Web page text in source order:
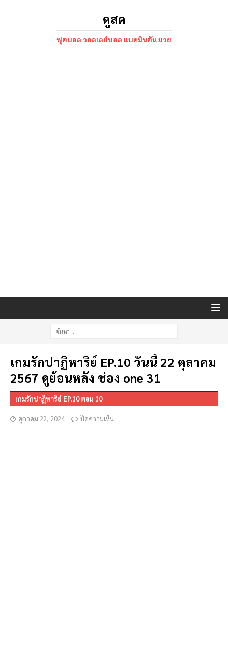
ดูสด
ฟุตบอล วอลเลย์บอล แบดมินตัน มวย
เกมรักปาฏิหาริย์ EP.10 วันนี้ 22 ตุลาคม
2567 ดูย้อนหลัง ช่อง one 31
เกมรักปาฏิหาริย์ EP.10 ตอน 10
ตุลาคม 22, 2024 ปิดความเห็น